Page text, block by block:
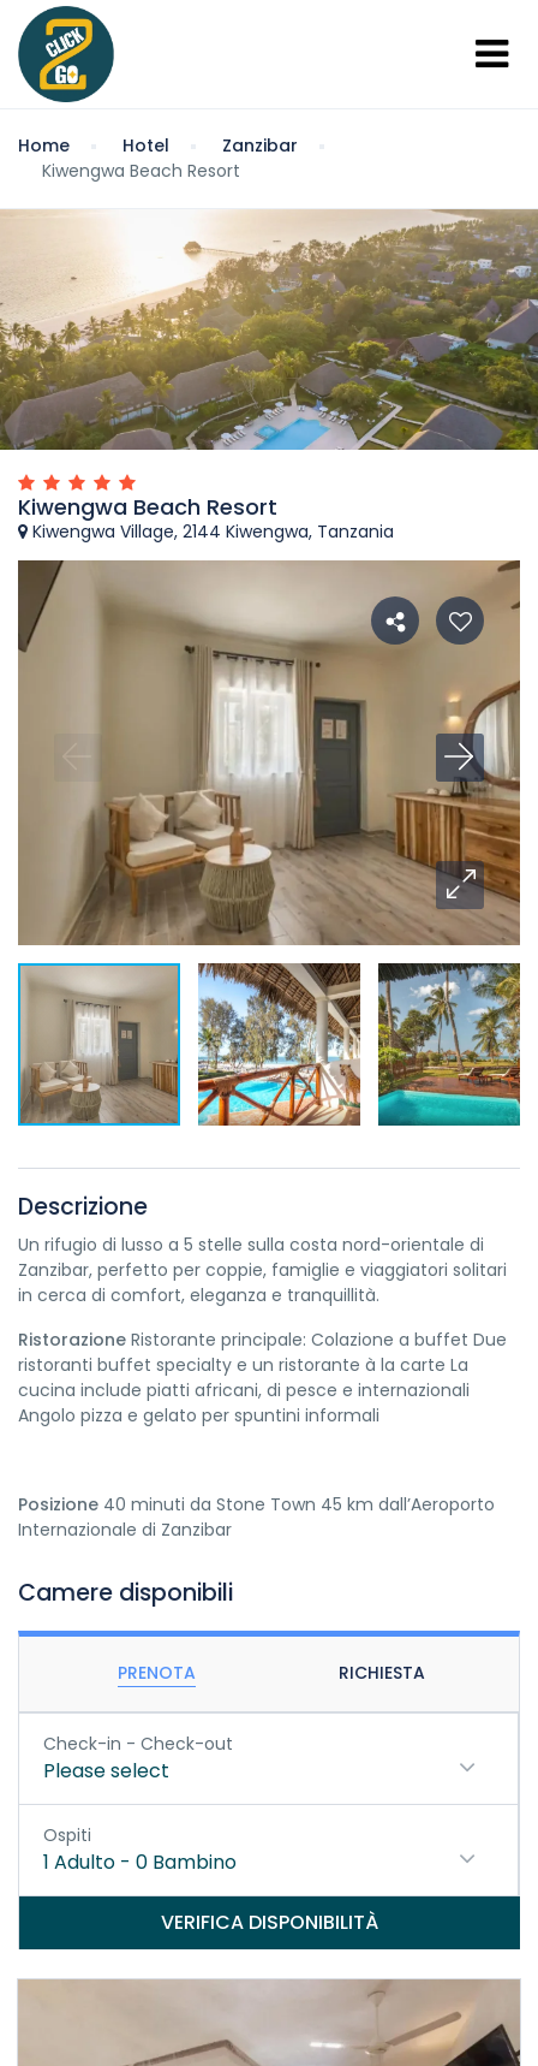
Home Hotel
Zanzibar
Kiwengwa Beach Resort
Kiwengwa Beach Resort
Kiwengwa Village, 2144 Kiwengwa, Tanzania
Descrizione
Un rifugio di lusso a 5 stelle sulla costa nord-orientale di
Zanzibar, perfetto per coppie, famiglie e viaggiatori solitari
in cerca di comfort, eleganza e tranquillità.
Ristorazione Ristorante principale: Colazione a buffet Due
ristoranti buffet specialty e un ristorante à la carte La
cucina include piatti africani, di pesce e internazionali
Angolo pizza e gelato per spuntini informali
Posizione 40 minuti da Stone Town 45 km dall’Aeroporto
Internazionale di Zanzibar
Camere disponibili
PRENOTA RICHIESTA
Check-in - Check-out
Please select
Ospiti
1 Adulto - 0 Bambino
VERIFICA DISPONIBILITÀ